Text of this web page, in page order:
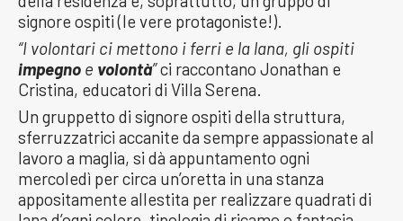
signore ospiti (le vere protagoniste!).
“I volontari ci mettono i ferri e la lana, gli ospiti
impegno e volontà”ci raccontano Jonathan e
Cristina, educatori di Villa Serena.
Un gruppetto di signore ospiti della struttura,
sferruzzatrici accanite da sempre appassionate al
lavoro a maglia, si dà appuntamento ogni
mercoledì per circa un’oretta in una stanza
appositamente allestita per realizzare quadrati di